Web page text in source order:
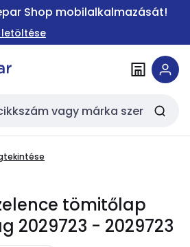
Shop mobilalkalmazását!
tömitőlap
2029723 - 2029723